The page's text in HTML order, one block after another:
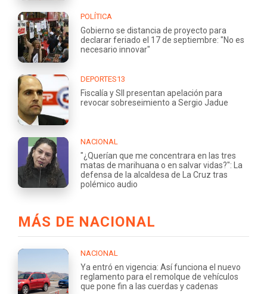
POLÍTICA
Gobierno se distancia de proyecto para
declarar feriado el 17 de septiembre: "No es
necesario innovar"
DEPORTES13
Fiscalía y SII presentan apelación para
revocar sobreseimiento a Sergio Jadue
NACIONAL
"¿Querían que me concentrara en las tres
matas de marihuana o en salvar vidas?": La
defensa de la alcaldesa de La Cruz tras
polémico audio
MÁS DE NACIONAL
NACIONAL
Ya entró en vigencia: Así funciona el nuevo
reglamento para el remolque de vehículos
que pone fin a las cuerdas y cadenas